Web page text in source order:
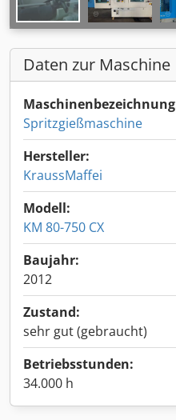
Daten zur Maschine
Spritzgießmaschine
Hersteller:
KraussMaffei
Modell:
KM 80-750 CX
Baujahr:
2012
Zustand:
sehr gut (gebraucht)
Betriebsstunden:
34.000 h